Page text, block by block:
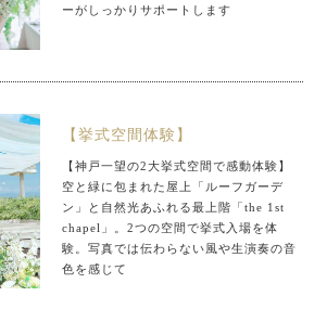
ーがしっかりサポートします
【挙式空間体験】
【神戸一望の2大挙式空間で感動体験】
空と緑に包まれた屋上「ルーフガーデ
ン」と自然光あふれる最上階「the 1st
chapel」。2つの空間で挙式入場を体
験。写真では伝わらない風や生演奏の音
色を感じて